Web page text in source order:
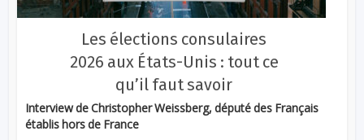
Les élections consulaires
2026 aux États-Unis : tout ce
qu’il faut savoir
Interview de Christopher Weissberg, député des Français
établis hors de France